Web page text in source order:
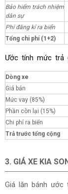
Bảo hiểm trách nhiệm
dân sự
Phí đăng kí ra biển
Tổng chi phí (1+2)
Ước tính mức trả
Dòng xe
Giá bán
Mức vay (85%)
Phần còn lại (15%)
Chi phí ra biển
Trả trước tổng cộng
3. GIÁ XE KIA
Giá lăn bánh ước